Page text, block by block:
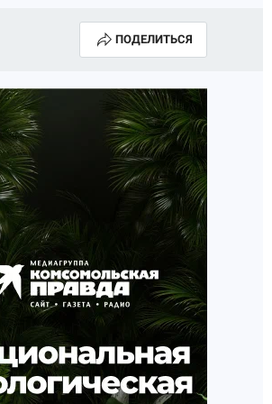
ПОДЕЛИТЬСЯ